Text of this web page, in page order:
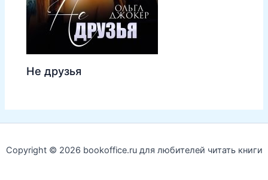
Не друзья
Copyright © 2026 bookoffice.ru для любителей читать книги